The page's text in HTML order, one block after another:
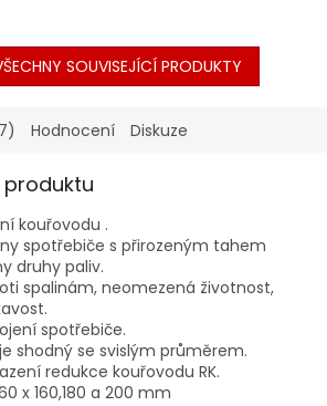
SOUVISEJÍCÍ PRODUKTY
Hodnocení Diskuze
kouřovodu .
spotřebiče s přirozeným tahem
druhy paliv.
spalinám, neomezená životnost,
spotřebiče.
shodný se svislým průměrem.
redukce kouřovodu RK.
x 160,180 a 200 mm